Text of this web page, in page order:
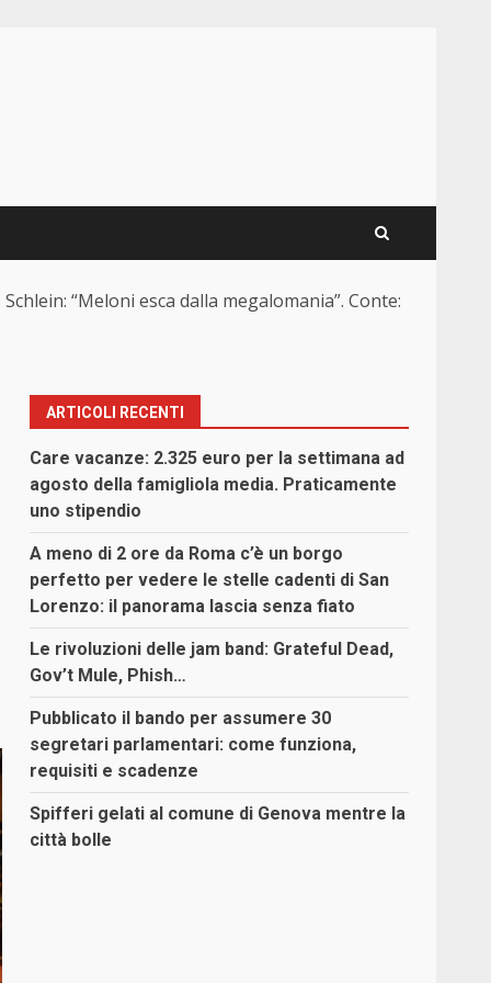
“Meloni esca dalla megalomania”. Conte:
ARTICOLI RECENTI
Care vacanze: 2.325 euro per la settimana ad
agosto della famigliola media. Praticamente
uno stipendio
A meno di 2 ore da Roma c’è un borgo
perfetto per vedere le stelle cadenti di San
Lorenzo: il panorama lascia senza fiato
Le rivoluzioni delle jam band: Grateful Dead,
Gov’t Mule, Phish…
Pubblicato il bando per assumere 30
segretari parlamentari: come funziona,
requisiti e scadenze
Spifferi gelati al comune di Genova mentre la
città bolle